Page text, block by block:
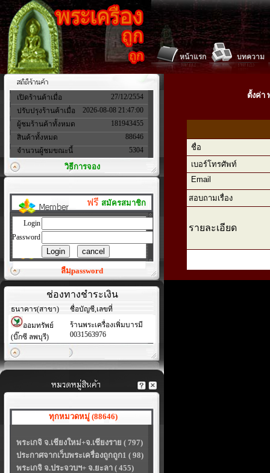
หน้าแรก บทความ
เปิดร้านค้าเมื่อ
27/12/2554
ปรับปรุงร้านค้าเมื่อ
2026-08-08 21:47:00
ผู้ชมร้านค้าทั้งหมด
181943455
สินค้าทั้งหมด
88646
จำนวนผู้ชมขณะนี้
5304
วิธีการจอง
ฟรี สมัครสมาชิก
Login
Password
ลืมpassword
ช่องทางชำระเงิน
ธนาคาร(สาขา)
ชื่อบัญชี,เลขที่
ออมทรัพย์
(บิ๊กซี ลพบุรี)
ร้านพระเครื่องเพิ่มบารมี
0031563976
ทุกหมวดหมู่ (88646)
พระเกจิ จ.เชียงใหม่+จ.เชียงราย ( 797)
ประกาศจากเว็บพระเครื่องถูกถูก1 ( 98)
พระเกจิ จ.ประจวบฯ+ จ.ยะลา ( 455)
ตั้งค่า
ชื่อ
เบอร์โทรศัพท์
Email
สอบถามเรื่อง
รายละเอียด